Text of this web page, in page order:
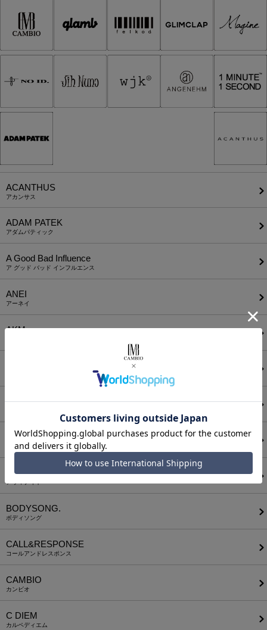
ACANTHUS
アカンサス
ADAM PATEK
アダムパティック
A Good Bad Influence
ア グッド バッド インフルエンス
ANEI
アーネイ
AKM
ANGENEHM
ATTACHMENT
アタッチメント
AUI NITE
アウィナイト
BODYSONG.
ボディソング
CALL&RESPONSE
コールアンドレスポンス
CAMBIO
カンビオ
C DIEM
カルペディエム